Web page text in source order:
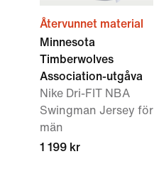
Återvunnet material
Minnesota
Timberwolves
Association-utgåva
Nike Dri-FIT NBA
Swingman Jersey för
män
1 199 kr